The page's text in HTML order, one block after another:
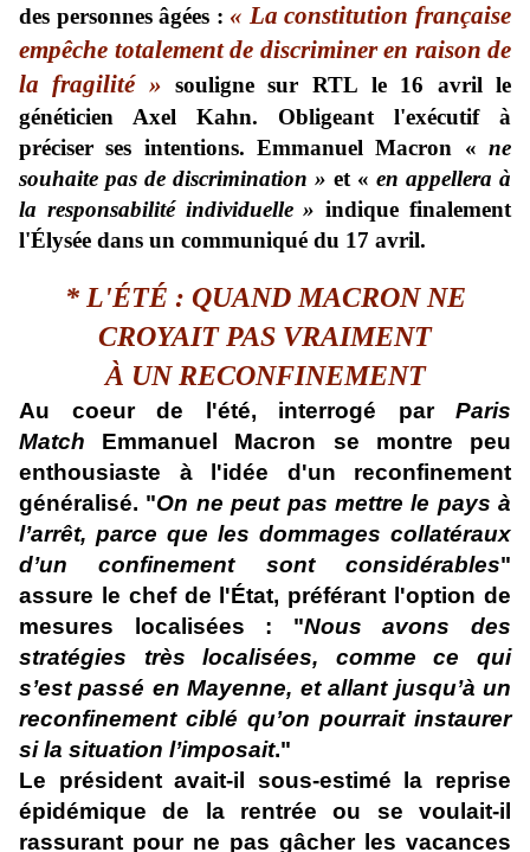
des personnes âgées : « La constitution française
empêche totalement de discriminer en raison de
la fragilité » soulignesur RTL le 16 avril le
généticien Axel Kahn. Obligeant l'exécutif à
préciser ses intentions. Emmanuel Macron « ne
souhaite pas de discrimination » et « en appellera à
la responsabilité individuelle »indique finalement
l'Élysée dans un communiqué du 17 avril.
* L'ÉTÉ : QUAND MACRON NE
CROYAIT PAS VRAIMENT
À UN RECONFINEMENT
Au coeur de l'été, interrogé par Paris
Match Emmanuel Macron se montre peu
enthousiaste à l'idée d'un reconfinement
généralisé. "On ne peut pas mettre le pays à
l’arrêt, parce que les dommages collatéraux
d’un confinement sont considérables"
assure le chef de l'État, préférant l'option de
mesures localisées : "Nous avons des
stratégies très localisées, comme ce qui
s’est passé en Mayenne, et allant jusqu’à un
reconfinement ciblé qu’on pourrait instaurer
si la situation l’imposait."
Le président avait-il sous-estimé la reprise
épidémique de la rentrée ou se voulait-il
rassurant pour ne pas gâcher les vacances